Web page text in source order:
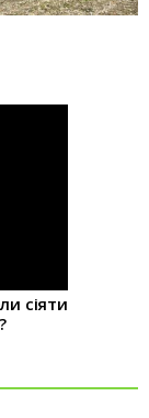
сіяти